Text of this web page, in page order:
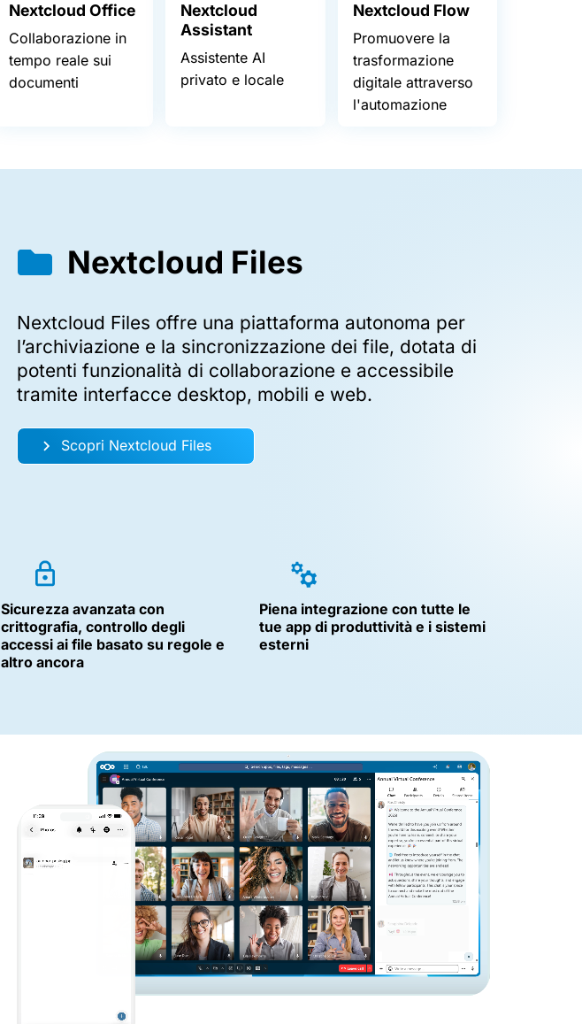
Nextcloud Office
Collaborazione in
tempo reale sui
documenti
Nextcloud
Assistant
Assistente AI
privato e locale
Nextcloud Flow
Promuovere la
trasformazione
digitale attraverso
l'automazione
Nextcloud Files
Nextcloud Files offre una piattaforma autonoma per
l’archiviazione e la sincronizzazione dei file, dotata di
potenti funzionalità di collaborazione e accessibile
tramite interfacce desktop, mobili e web.
Scopri Nextcloud Files
Sicurezza avanzata con
crittografia, controllo degli
accessi ai file basato su regole e
altro ancora
Piena integrazione con tutte le
tue app di produttività e i sistemi
esterni